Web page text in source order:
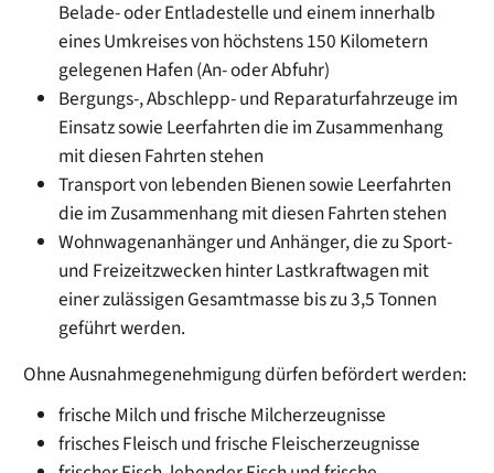
Belade- oder Entladestelle und einem innerhalb
eines Umkreises von höchstens 150 Kilometern
gelegenen Hafen (An- oder Abfuhr)
Bergungs-, Abschlepp- und Reparaturfahrzeuge im
Einsatz sowie Leerfahrten die im Zusammenhang
mit diesen Fahrten stehen
Transport von lebenden Bienen sowie Leerfahrten
die im Zusammenhang mit diesen Fahrten stehen
Wohnwagenanhänger und Anhänger, die zu Sport-
und Freizeitzwecken hinter Lastkraftwagen mit
einer zulässigen Gesamtmasse bis zu 3,5 Tonnen
geführt werden.
Ohne Ausnahmegenehmigung dürfen befördert werden:
frische Milch und frische Milcherzeugnisse
frisches Fleisch und frische Fleischerzeugnisse